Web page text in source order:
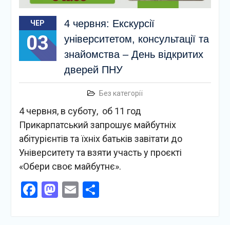
ЧЕР
03
4 червня: Екскурсії
університетом, консультації та
знайомства – День відкритих
дверей ПНУ
Без категорії
4 червня, в суботу, об 11 год
Прикарпатський запрошує майбутніх
абітурієнтів та їхніх батьків завітати до
Університету та взяти участь у проєкті
«Обери своє майбутнє».
Facebook
Mastodon
Email